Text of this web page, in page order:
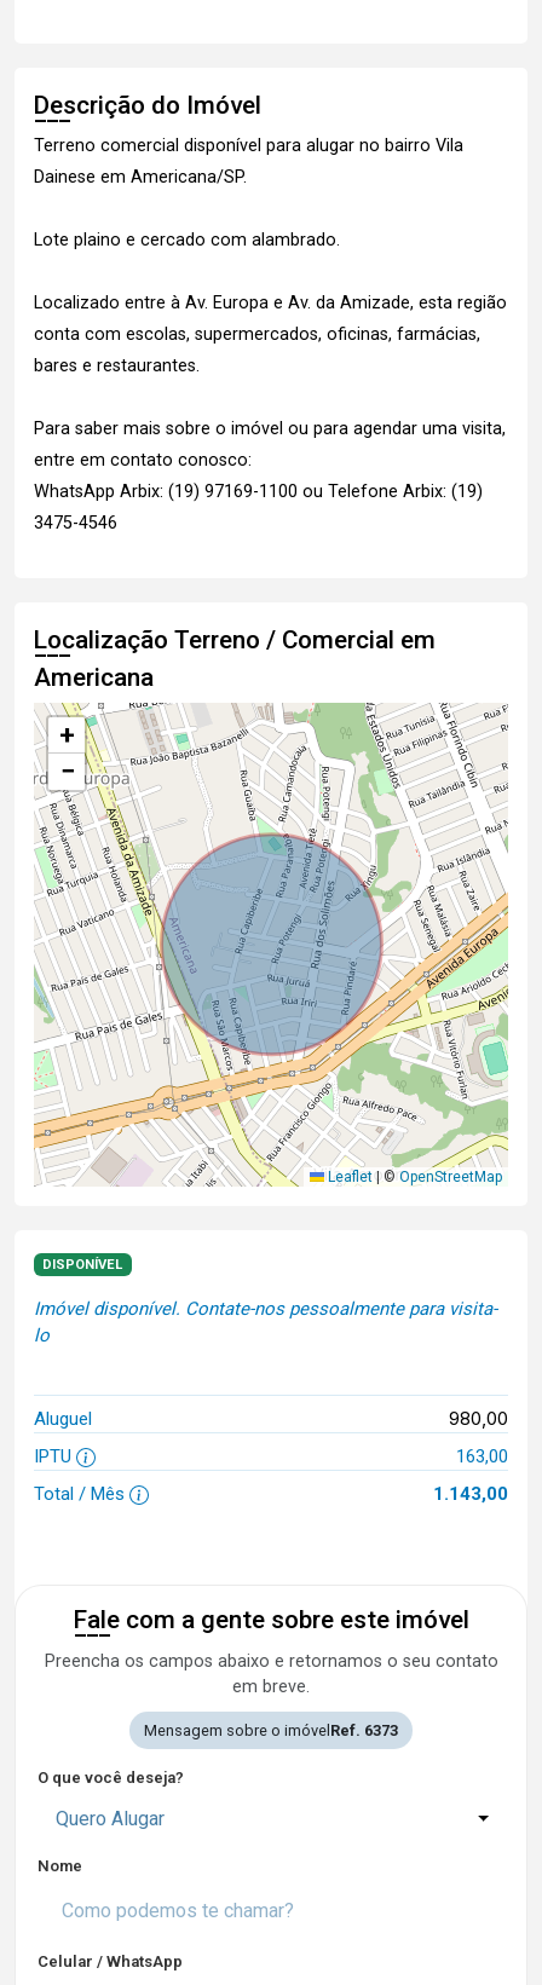
Descrição do Imóvel
Terreno comercial disponível para alugar no bairro Vila
Dainese em Americana/SP.
Lote plaino e cercado com alambrado.
Localizado entre à Av. Europa e Av. da Amizade, esta região
conta com escolas, supermercados, oficinas, farmácias,
bares e restaurantes.
Para saber mais sobre o imóvel ou para agendar uma visita,
entre em contato conosco:
WhatsApp Arbix: (19) 97169-1100 ou Telefone Arbix: (19)
3475-4546
Localização Terreno / Comercial em
Americana
+
−
Leaflet ©OpenStreetMap
DISPONÍVEL
Imóvel disponível. Contate-nos pessoalmente para visita-
lo
Aluguel 980,00
IPTU
163,00
Total / Mês
1.143,00
Fale com a gente sobre este imóvel
Preencha os campos abaixo e retornamos o seu contato
em breve.
Mensagem sobre o imóvel Ref. 6373
O que você deseja?
Quero Alugar
Nome
Celular / WhatsApp